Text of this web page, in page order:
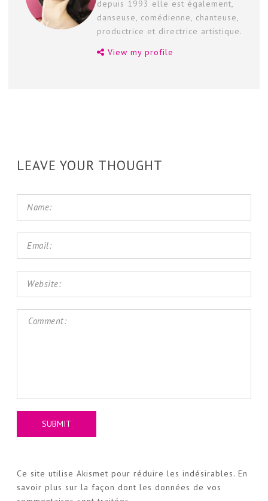
depuis 1993 elle est également,
danseuse, comédienne, chanteuse,
productrice et directrice artistique.
View my profile
LEAVE YOUR THOUGHT
Ce site utilise Akismet pour réduire les indésirables. En
savoir plus sur la façon dont les données de vos